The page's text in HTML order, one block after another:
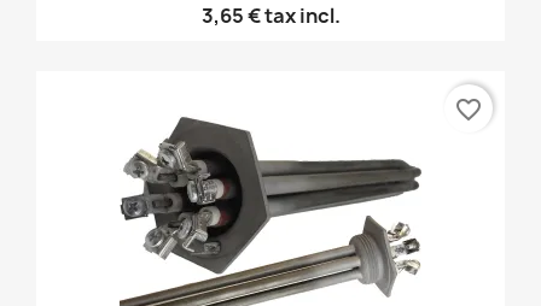
3,65 €tax incl.
favorite_border